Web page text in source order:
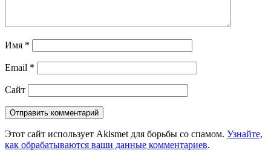
Имя *
Email *
Сайт
Этот сайт использует Akismet для борьбы со спамом. Узнайте,
как обрабатываются ваши данные комментариев.